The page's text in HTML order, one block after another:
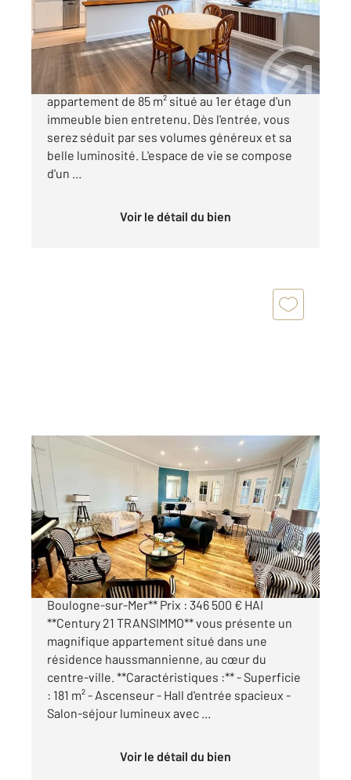
Appartement à vendre
148 000 €
À Boulogne-sur-Mer, découvrez cet agréable
appartement de 85 m² situé au 1er étage d'un
immeuble bien entretenu. Dès l'entrée, vous
serez séduit par ses volumes généreux et sa
belle luminosité. L'espace de vie se compose
d'un ...
Voir le détail du bien
BOULOGNE SUR MER 62
181 m
Ref : 19087
Appartement F4 à vendre
346 500 €
**À vendre : Appartement d'exception à
Boulogne-sur-Mer** Prix : 346 500 € HAI
**Century 21 TRANSIMMO** vous présente un
magnifique appartement situé dans une
résidence haussmannienne, au cœur du
centre-ville. **Caractéristiques :** - Superficie
: 181 m² - Ascenseur - Hall d'entrée spacieux -
Salon-séjour lumineux avec ...
Voir le détail du bien